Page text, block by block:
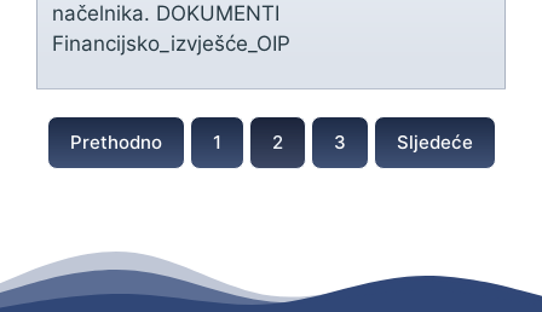
načelnika. DOKUMENTI
Financijsko_izvješće_OIP
Prethodno 1 2 3 Sljedeće